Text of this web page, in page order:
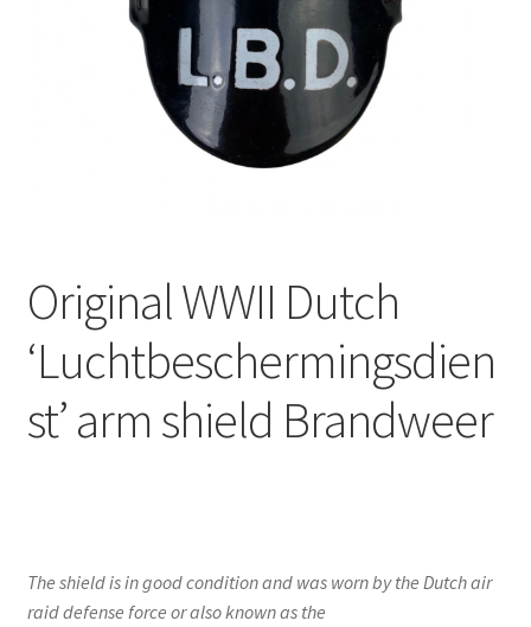
Original WWII Dutch
‘Luchtbeschermingsdien
st’ arm shield Brandweer
The shield is in good condition and was worn by the Dutch air
raid defense force or also known as the